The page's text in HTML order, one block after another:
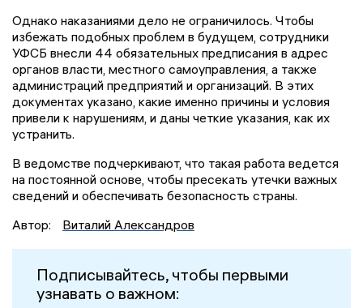
Однако наказаниями дело не ограничилось. Чтобы
избежать подобных проблем в будущем, сотрудники
УФСБ внесли 44 обязательных предписания в адрес
органов власти, местного самоуправления, а также
администраций предприятий и организаций. В этих
документах указано, какие именно причины и условия
привели к нарушениям, и даны четкие указания, как их
устранить.
В ведомстве подчеркивают, что такая работа ведется
на постоянной основе, чтобы пресекать утечки важных
сведений и обеспечивать безопасность страны.
Автор:
Виталий Александров
Подписывайтесь, чтобы первыми
узнавать о важном: